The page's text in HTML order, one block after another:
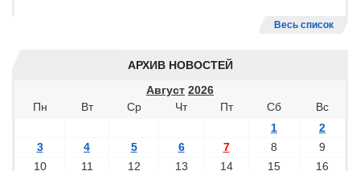
Весь список
АРХИВ НОВОСТЕЙ
Август 2026
Пн
Вт Ср Чт Пт Сб
Вс
1
2
3
4 5 6 7 8
9
10
11 12 13 14 15 16